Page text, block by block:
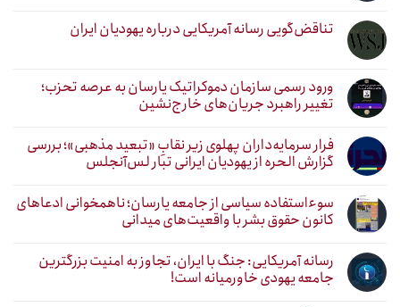
تناقض‌گویی رسانه آمریکایی درباره یهودیان ایران
ورود رسمی سازمان دموکراتیک یارسان به عرصه تحزب؛
تغییر راهبرد جریان‌های خارج‌نشین
فرار سرمایه‌داران پهلوی زیر نقابِ «تبعید مذهبی»؛ بررسی
گزارش الحره از یهودیان ایرانی تبار لس‌آنجلس
سوءاستفاده سیاسی از جامعه یارسان؛ ناهمخوانی ادعاهای
کانون حقوق بشر با واقعیت‌های میدانی
رسانه آمریکایی: جنگ با ایران، تجاوز به امنیت بزرگترین
جامعه یهودی خاورمیانه است!